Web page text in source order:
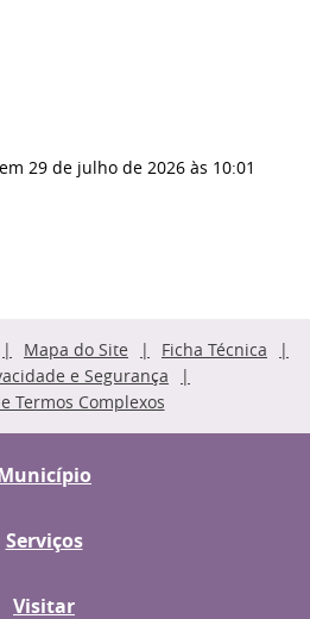
29 de julho de 2026 às 10:01
Mapa do Site
Ficha Técnica
e Segurança
Termos Complexos
Serviços
Visitar